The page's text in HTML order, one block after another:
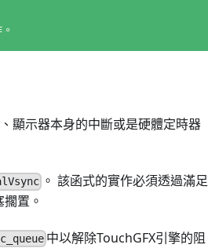
顯示器本身的中斷或是硬體定時器
。 該函式的實作必須透過滿足
置。
中以解除TouchGFX引擎的阻